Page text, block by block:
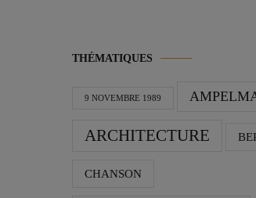
THÉMATIQUES
9 NOVEMBRE 1989
ARCHITECTURE
CHANSON